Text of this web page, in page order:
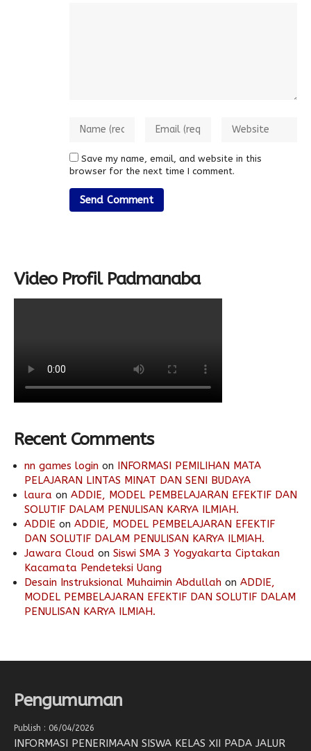
Save my name, email, and website in this
browser for the next time I comment.
Video Profil Padmanaba
Recent Comments
nn games login on INFORMASI PEMILIHAN MATA
PELAJARAN LINTAS MINAT DAN SENI BUDAYA
laura on ADDIE, MODEL PEMBELAJARAN EFEKTIF DAN
SOLUTIF DALAM PENULISAN KARYA ILMIAH.
ADDIE on ADDIE, MODEL PEMBELAJARAN EFEKTIF
DAN SOLUTIF DALAM PENULISAN KARYA ILMIAH.
Jawara Cloud on Siswi SMA 3 Yogyakarta Ciptakan
Kacamata Pendeteksi Uang
Desain Instruksional Muhaimin Abdullah on ADDIE,
MODEL PEMBELAJARAN EFEKTIF DAN SOLUTIF DALAM
PENULISAN KARYA ILMIAH.
Pengumuman
Publish : 06/04/2026
INFORMASI PENERIMAAN SISWA KELAS XII PADA JALUR